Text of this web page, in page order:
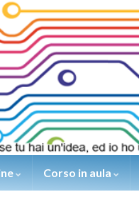
Corso in aula